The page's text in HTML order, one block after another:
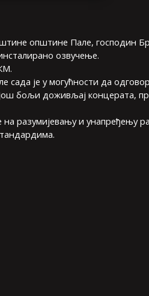
општине Пале, господин
озвучење.
сада је у могућности да
бољи доживљај концерата,
разумијевању и унапређењу